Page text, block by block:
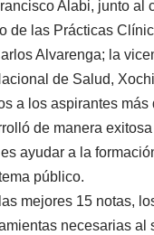
Alabi, junto
de las Prácticas
Alvarenga; la
de Salud,
a los aspirantes
de manera
ayudar a la
público.
mejores 15 notas,
necesarias